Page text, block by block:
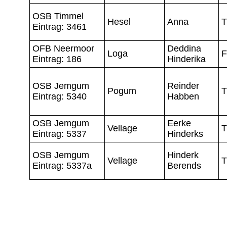
OSB Timmel
Eintrag: 3461
Hesel Anna
OFB Neermoor
Eintrag: 186
Loga
Deddina
Hinderika
OSB Jemgum
Eintrag: 5340
Pogum
Reinder
Habben
OSB Jemgum
Eintrag: 5337
Vellage
Eerke
Hinderks
OSB Jemgum
Eintrag: 5337a
Vellage
Hinderk
Berends